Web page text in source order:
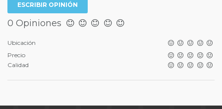
ESCRIBIR OPINIÓN
0 Opiniones
Ubicación
Precio
Calidad